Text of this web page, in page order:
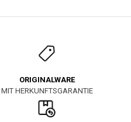
ORIGINALWARE
MIT HERKUNFTSGARANTIE